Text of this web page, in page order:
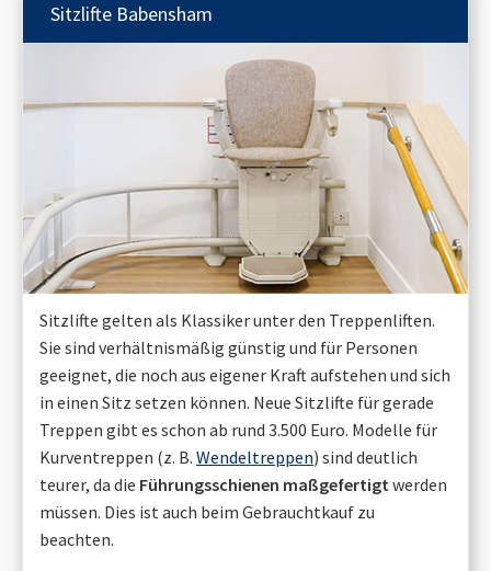
Sitzlifte Babensham
Sitzlifte gelten als Klassiker unter den Treppenliften.
Sie sind verhältnismäßig günstig und für Personen
geeignet, die noch aus eigener Kraft aufstehen und sich
in einen Sitz setzen können. Neue Sitzlifte für gerade
Treppen gibt es schon ab rund 3.500 Euro. Modelle für
Kurventreppen (z. B. Wendeltreppen) sind deutlich
teurer, da die Führungsschienen maßgefertigt werden
müssen. Dies ist auch beim Gebrauchtkauf zu
beachten.